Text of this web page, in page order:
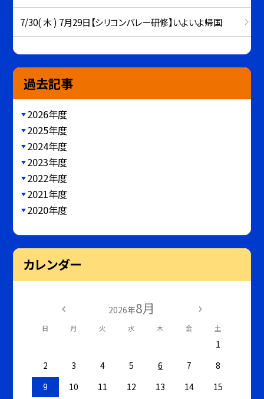
7/30( 木 ) 7月29日【シリコンバレー研修】いよいよ帰国
過去記事
2026年度
2025年度
2024年度
2023年度
2022年度
2021年度
2020年度
カレンダー
2026年8月
日 月 火 水 木 金 土
1
2
3 4 5 6 7
8
9
10 11 12 13 14
15